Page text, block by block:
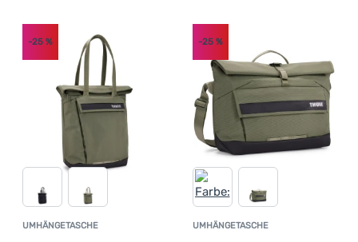
UMHÄNGETASCHE
-25 %
UMHÄNGETASCHE
-25%